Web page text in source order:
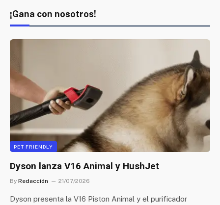
¡Gana con nosotros!
PET FRIENDLY
Dyson lanza V16 Animal y HushJet
By Redacción 21/07/2026
Dyson presenta la V16 Piston Animal y el purificador